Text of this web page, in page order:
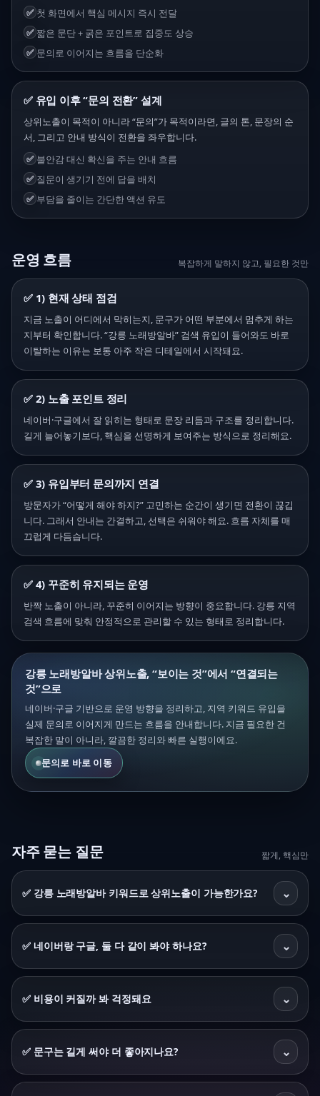
✅ 첫 화면에서 핵심 메시지 즉시 전달
✅ 짧은 문단 + 굵은 포인트로 집중도 상승
✅ 문의로 이어지는 흐름을 단순화
✅ 유입 이후 “문의 전환” 설계
상위노출이 목적이 아니라 “문의”가 목적이라면, 글의 톤, 문장의 순
서, 그리고 안내 방식이 전환을 좌우합니다.
✅ 불안감 대신 확신을 주는 안내 흐름
✅ 질문이 생기기 전에 답을 배치
✅ 부담을 줄이는 간단한 액션 유도
운영 흐름 복잡하게 말하지 않고, 필요한 것만
✅ 1) 현재 상태 점검
지금 노출이 어디에서 막히는지, 문구가 어떤 부분에서 멈추게 하는
지부터 확인합니다. “강릉 노래방알바” 검색 유입이 들어와도 바로
이탈하는 이유는 보통 아주 작은 디테일에서 시작돼요.
✅ 2) 노출 포인트 정리
네이버·구글에서 잘 읽히는 형태로 문장 리듬과 구조를 정리합니다.
길게 늘어놓기보다, 핵심을 선명하게 보여주는 방식으로 정리해요.
✅ 3) 유입부터 문의까지 연결
방문자가 “어떻게 해야 하지?” 고민하는 순간이 생기면 전환이 끊깁
니다. 그래서 안내는 간결하고, 선택은 쉬워야 해요. 흐름 자체를 매
끄럽게 다듬습니다.
✅ 4) 꾸준히 유지되는 운영
반짝 노출이 아니라, 꾸준히 이어지는 방향이 중요합니다. 강릉 지역
검색 흐름에 맞춰 안정적으로 관리할 수 있는 형태로 정리합니다.
강릉 노래방알바 상위노출, “보이는 것”에서 “연결되는
것”으로
네이버·구글 기반으로 운영 방향을 정리하고, 지역 키워드 유입을
실제 문의로 이어지게 만드는 흐름을 안내합니다. 지금 필요한 건
복잡한 말이 아니라, 깔끔한 정리와 빠른 실행이에요.
문의로 바로 이동
자주 묻는 질문 짧게, 핵심만
✅ 강릉 노래방알바 키워드로 상위노출이 가능한가요? ⌄
✅ 네이버랑 구글, 둘 다 같이 봐야 하나요? ⌄
✅ 비용이 커질까 봐 걱정돼요 ⌄
✅ 문구는 길게 써야 더 좋아지나요? ⌄